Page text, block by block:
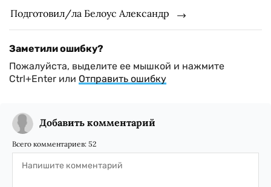
Подготовил/ла Белоус Александр
Заметили ошибку?
Пожалуйста, выделите ее мышкой и нажмите
Ctrl+Enter или Отправить ошибку
Добавить комментарий
Всего комментариев: 52